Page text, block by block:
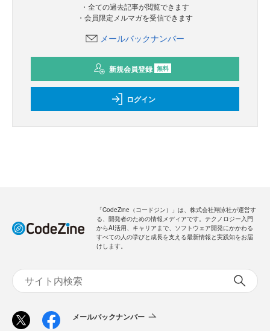
・全ての過去記事が閲覧できます
・会員限定メルマガを受信できます
メールバックナンバー
新規会員登録 無料
ログイン
「CodeZine（コードジン）」は、株式会社翔泳社が運営す
る、開発者のための情報メディアです。テクノロジー入門
からAI活用、キャリアまで、ソフトウェア開発にかかわる
すべての人の学びと成長を支える最新情報と実践知をお届
けします。
メールバックナンバー